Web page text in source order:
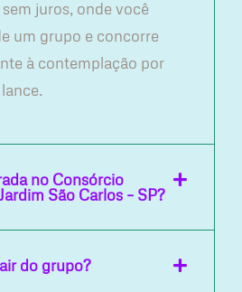
juros, onde você
um grupo e concorre
à contemplação por
no Consórcio
São Carlos – SP?
do grupo?